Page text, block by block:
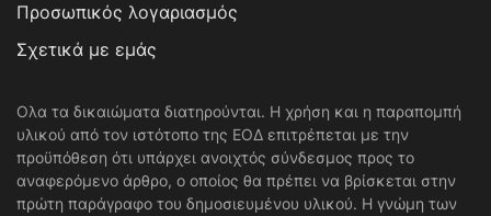
Προσωπικός λογαριασμός
Σχετικά με εμάς
Ολα τα δικαιώματα διατηρούνται. Η χρήση και η παραπομπή
υλικού από τον ιστότοπο της ΕΟΔ επιτρέπεται με την
προϋπόθεση ότι υπάρχει ανοιχτός σύνδεσμος προς το
αναφερόμενο άρθρο, ο οποίος θα πρέπει να βρίσκεται στην
πρώτη παράγραφο του δημοσιευμένου υλικού. Η γνώμη των